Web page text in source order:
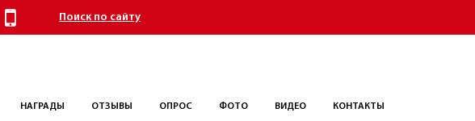
Поиск по сайту
НАГРАДЫ ОТЗЫВЫ ОПРОС ФОТО ВИДЕО КОНТАКТЫ